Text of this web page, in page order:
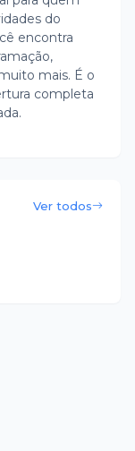
do
encontra
mais. É o
completa
Ver todos